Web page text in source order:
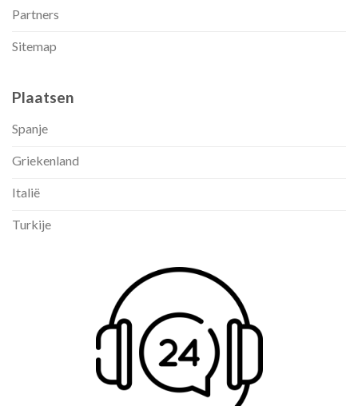
Partners
Sitemap
Plaatsen
Spanje
Griekenland
Italië
Turkije